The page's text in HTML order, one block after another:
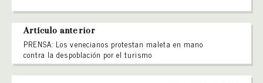
Artículo anterior
PRENSA: Los venecianos protestan maleta en mano
contra la despoblación por el turismo